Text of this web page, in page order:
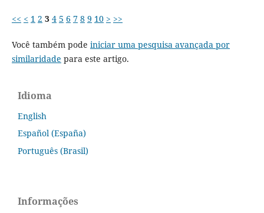
<< < 1 2 3 4 5 6 7 8 9 10 > >>
Você também pode iniciar uma pesquisa avançada por
similaridade para este artigo.
Idioma
English
Español (España)
Português (Brasil)
Informações